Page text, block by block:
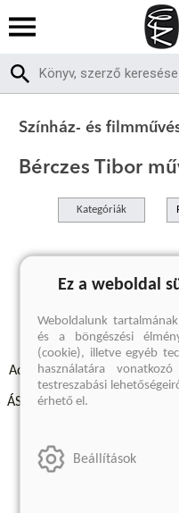
Színház- és
Bérczes Tibor
Kategóriák
A keresett
Adatvédelmi szabályzatok
ÁSZF - Vásárlási feltételek
Szállítási információk
Ez a weboldal
Weboldalunk
és a böngészési
(cookie), illetve egyéb
használatára
testreszabási
érhető el.
Beállítások